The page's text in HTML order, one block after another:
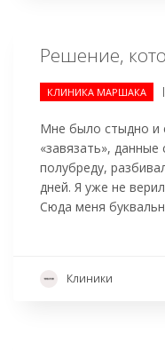
Решение,
КЛИНИКА МАРШАКА |
Мне было стыдно и
«завязать»,
полубреду,
дней. Я уже не
Сюда меня
Клиники